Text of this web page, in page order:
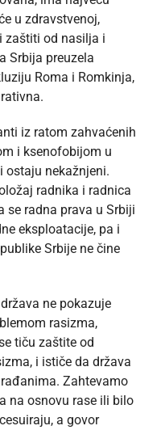
u zdravstvenoj,
zaštiti od nasilja i
Srbija preuzela
Roma i Romkinja,
iz ratom zahvaćenih
i ksenofobijom u
ostaju nekažnjeni.
radnika i radnica
se radna prava u Srbiji
eksploatacije, pa i
Srbije ne čine
ne pokazuje
rasizma,
tiču zaštite od
i ističe da država
Zahtevamo
na osnovu rase ili bilo
a govor